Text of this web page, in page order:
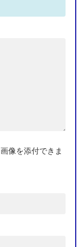
画像を添付できま